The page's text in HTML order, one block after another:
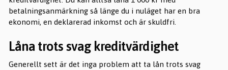
betalningsanmärkning så länge du i nuläget har en bra
ekonomi, en deklarerad inkomst och är skuldfri.
Låna trots svag kreditvärdighet
Generellt sett är det inga problem att ta lån trots svag